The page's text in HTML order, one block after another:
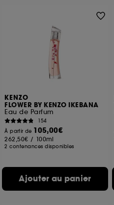
KENZO
FLOWER BY KENZO IKEBANA
Eau de Parfum
154
À partir de 105,00€
262,50€ / 100ml
2 contenances disponibles
Ajouter au panier